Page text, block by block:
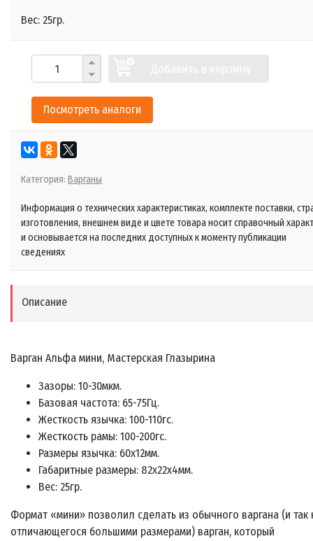
Вес: 25гр.
Посмотреть аналоги
Категория: Варганы
Информация о технических характеристиках, комплекте поставки,
изготовления, внешнем виде и цвете товара носит справочный
и основывается на последних доступных к моменту публикации
сведениях
Описание
Варган Альфа мини, Мастерская Глазырина
Зазоры: 10-30мкм.
Базовая частота: 65-75Гц.
Жесткость язычка: 100-110гс.
Жесткость рамы: 100-200гс.
Размеры язычка: 60x12мм.
Габаритные размеры: 82x22x4мм.
Вес: 25гр.
Формат «мини» позволил сделать из обычного варгана (и так
отличающегося большими размерами) варган, который